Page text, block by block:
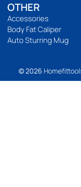
OTHER
Accessories
Body Fat Caliper
Auto Sturring Mug
© 2026